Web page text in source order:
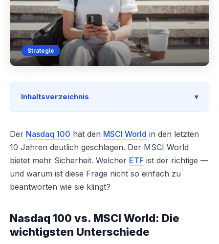
Strategie
Inhaltsverzeichnis
Der Nasdaq 100 hat den MSCI World in den letzten
10 Jahren deutlich geschlagen. Der MSCI World
bietet mehr Sicherheit. Welcher ETF ist der richtige —
und warum ist diese Frage nicht so einfach zu
beantworten wie sie klingt?
Nasdaq 100 vs. MSCI World: Die
wichtigsten Unterschiede